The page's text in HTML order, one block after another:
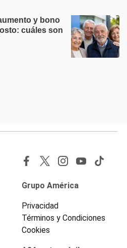
y bono
cuáles son
Grupo América
Privacidad
Términos y Condiciones
Cookies